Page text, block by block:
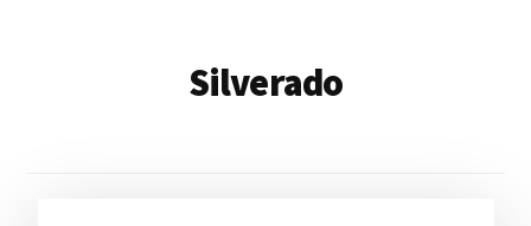
Silverado